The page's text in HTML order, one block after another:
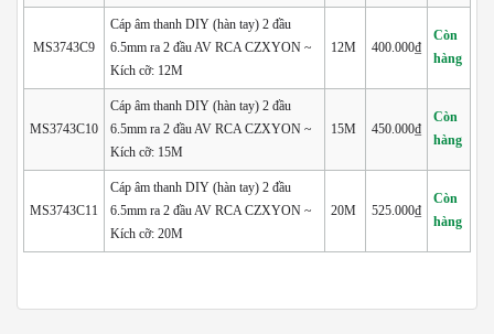
MS3743C9
Cáp âm thanh DIY (hàn tay) 2 đầu
6.5mm ra 2 đầu AV RCA CZXYON ~
Kích cỡ: 12M
12M 400.000₫
Còn
hàng
MS3743C10
Cáp âm thanh DIY (hàn tay) 2 đầu
6.5mm ra 2 đầu AV RCA CZXYON ~
Kích cỡ: 15M
15M 450.000₫
Còn
hàng
MS3743C11
Cáp âm thanh DIY (hàn tay) 2 đầu
6.5mm ra 2 đầu AV RCA CZXYON ~
Kích cỡ: 20M
20M 525.000₫
Còn
hàng